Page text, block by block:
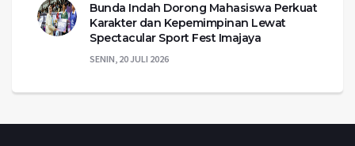
Bunda Indah Dorong Mahasiswa Perkuat
Karakter dan Kepemimpinan Lewat
Spectacular Sport Fest Imajaya
SENIN, 20 JULI 2026